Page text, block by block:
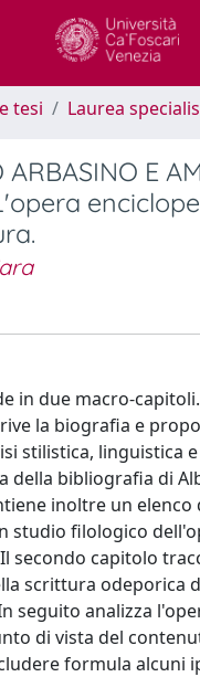
tesi Laurea
ARBASINO E
in due macro-
la biografia e
stilistica, linguistica e
della bibliografia di
inoltre un elenco
studio filologico
secondo capitolo
scrittura odeporica
seguito analizza
di vista del
formula alcuni